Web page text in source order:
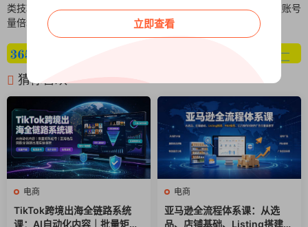
类技巧，抖店引流新玩法，实现销
量倍增
开启赚钱之旅，打造爆款账号
猜你喜欢
电商
TikTok跨境出海全链路系统
课：AI自动化内容｜批量矩阵
电商
亚马逊全流程体系课：从选
品、店铺基础、Listing搭建、
立即查看